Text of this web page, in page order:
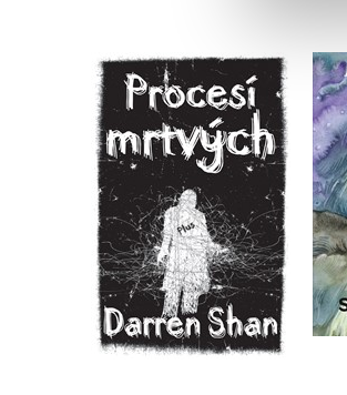
Procesí mrtvých
Darren Shan
Do košíku
149 Kč
119 Kč